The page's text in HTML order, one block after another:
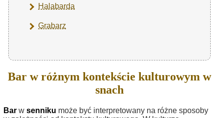
Halabarda
Grabarz
Bar w różnym kontekście kulturowym w
snach
Bar w senniku może być interpretowany na różne sposoby